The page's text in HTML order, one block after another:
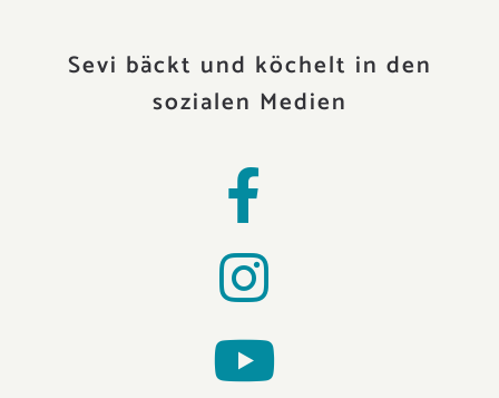
Sevi bäckt und köchelt in den
sozialen Medien